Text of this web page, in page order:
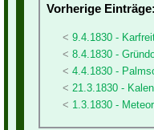
Vorherige Einträge:
9.4.1830 -
8.4.1830 -
4.4.1830 -
21.3.1830 -
1.3.1830 -